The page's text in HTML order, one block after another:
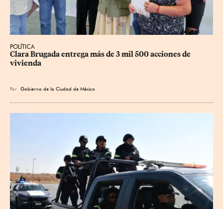
POLÍTICA
Clara Brugada entrega más de 3 mil 500 acciones de
vivienda
Por Gobierno de la Ciudad de México